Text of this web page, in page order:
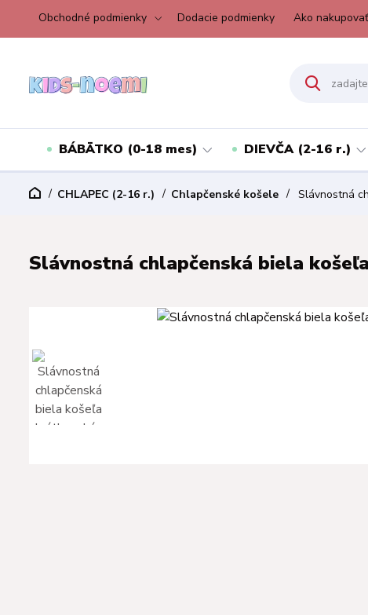
Obchodné podmienky Dodacie podmienky Ako nakupovať
BÁBÄTKO (0-18 mes) DIEVČA (2-16 r.)
CHLAPEC (2-16 r.) Chlapčenské košele Slávnostná
Slávnostná chlapčenská biela